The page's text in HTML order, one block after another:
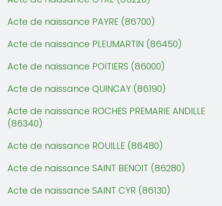
Acte de naissance PAYRE (86700)
Acte de naissance PLEUMARTIN (86450)
Acte de naissance POITIERS (86000)
Acte de naissance QUINCAY (86190)
Acte de naissance ROCHES PREMARIE ANDILLE
(86340)
Acte de naissance ROUILLE (86480)
Acte de naissance SAINT BENOIT (86280)
Acte de naissance SAINT CYR (86130)